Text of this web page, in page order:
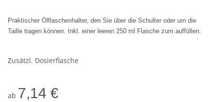
Praktischer Ölflaschenhalter, den Sie über die Schulter oder um die
Taille tragen können. Inkl. einer leeren 250 ml Flasche zum auffüllen.
Zusätzl. Dosierflasche
ab 7,14 €